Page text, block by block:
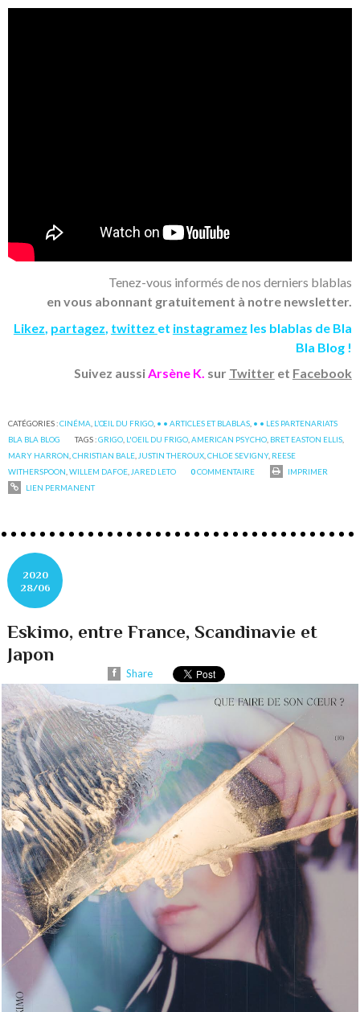
Tenez-vous informés de nos derniers blablas
en vous abonnant gratuitement à notre newsletter.
Likez partagez twittez et instagramez les blablas de Bla
Bla Blog !
Suivez aussi Arsène K. sur Twitter et Facebook
CATÉGORIES :CINÉMA L’‎ŒIL DU FRIGO • • ARTICLES ET BLABLAS • • LES PARTENARIATS
BLA BLA BLOG
TAGS :GRIGO L'OEIL DU FRIGO ,AMERICAN PSYCHO BRET EASTON ELLIS
MARY HARRON ,CHRISTIAN BALE JUSTIN THEROUX ,CHLOE SEVIGNY, REESE
WITHERSPOON ,WILLEM DAFOE JARED LETO 0COMMENTAIRE
IMPRIMER
LIEN PERMANENT
2020
28/06
Eskimo, entre France, Scandinavie et
Japon
Share